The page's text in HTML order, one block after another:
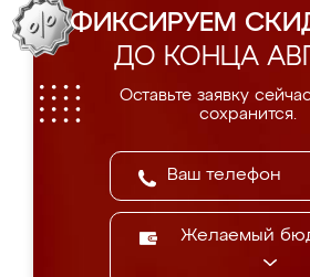
ФИКСИРУЕМ
ДО КОНЦА
Оставьте заявку
сохранится.
Желаемый